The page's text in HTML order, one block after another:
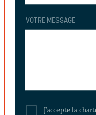
VOTRE MESSAGE
J'accepte la